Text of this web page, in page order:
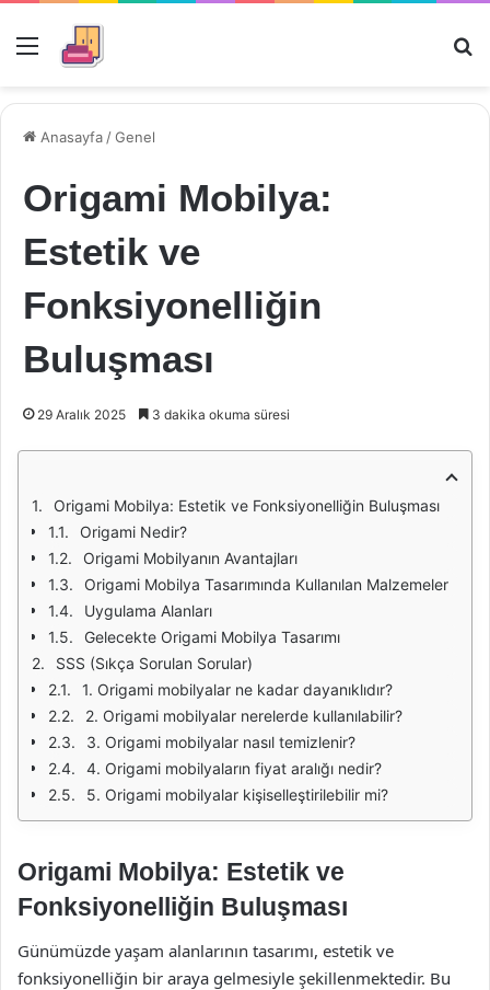
Menü
Anasayfa /Genel
Origami Mobilya:
Estetik ve
Fonksiyonelliğin
Buluşması
29 Aralık 2025 3 dakika okuma süresi
Origami Mobilya: Estetik ve Fonksiyonelliğin Buluşması
Origami Nedir?
Origami Mobilyanın Avantajları
Origami Mobilya Tasarımında Kullanılan Malzemeler
Uygulama Alanları
Gelecekte Origami Mobilya Tasarımı
SSS (Sıkça Sorulan Sorular)
1. Origami mobilyalar ne kadar dayanıklıdır?
2. Origami mobilyalar nerelerde kullanılabilir?
3. Origami mobilyalar nasıl temizlenir?
4. Origami mobilyaların fiyat aralığı nedir?
5. Origami mobilyalar kişiselleştirilebilir mi?
Origami Mobilya: Estetik ve
Fonksiyonelliğin Buluşması
Günümüzde yaşam alanlarının tasarımı, estetik ve
fonksiyonelliğin bir araya gelmesiyle şekillenmektedir. Bu